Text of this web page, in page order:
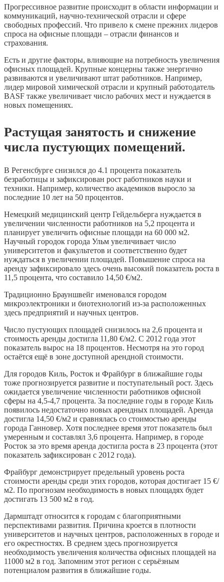
Прогрессивное развитие происходит в области информации и
коммуникаций, научно-технической отрасли и сфере
свободных профессий. Что привело к смене прежних лидеров
спроса на офисные площади – отрасли финансов и
страхования.
Есть и другие факторы, влияющие на потребность увеличения
офисных площадей. Крупные концерны также энергично
развиваются и увеличивают штат работников. Например,
лидер мировой химической отрасли и крупный работодатель
BASF также увеличивает число рабочих мест и нуждается в
новых помещениях.
Растущая занятость и снижение
числа пустующих помещений.
В Регенсбурге снизился до 4.1 процента показатель
безработицы и зафиксирован рост работников науки и
техники. Например, количество академиков выросло за
последние 10 лет на 50 процентов.
Немецкий медицинский центр Гейдельберга нуждается в
увеличении численности работников на 5,2 процента и
планирует увеличить офисные площади на 60 000 м2.
Научный городок города Ульм увеличивает число
университетов и факультетов и соответственно будет
нуждаться в увеличении площадей. Повышение спроса на
аренду зафиксировало здесь очень высокий показатель роста в
11,5 процента, что составило 14,50 €/м2.
Традиционно Брауншвейг именовался городом
микроэлектроники и биотехнологий из-за расположенных
здесь предприятий и научных центров.
Число пустующих площадей снизилось на 2,6 процента и
стоимость аренды достигла 11,80 €/м2. С 2012 года этот
показатель вырос на 18 процентов. Несмотря на это город
остаётся ещё в зоне доступной арендной стоимости.
Для городов Киль, Росток и Фрайбург в ближайшие годы
тоже прогнозируется развитие и поступательный рост. Здесь
ожидается увеличение численности работников офисной
сферы на 4,5-4,7 процента. За последние годы в городе Киль
появилось недостаточно новых арендных площадей. Аренда
достигла 14,50 €/м2 и сравнялась со стоимостью аренды
города Ганновер. Хотя последнее время этот показатель был
умеренным и составлял 3,6 процента. Например, в городе
Росток за это время аренда достигла роста в 23 процента (этот
показатель зафиксирован с 2012 года).
Фрайбург демонстрирует предельный уровень роста
стоимости аренды среди этих городов, которая достигает 15 €/
м2. По прогнозам необходимость в новых площадях будет
достигать 13 500 м2 в год.
Дармштадт относится к городам с благоприятными
перспективами развития. Причина кроется в плотности
университетов и научных центров, расположенных в городе и
его окрестностях. В среднем здесь прогнозируется
необходимость увеличения количества офисных площадей на
11000 м2 в год. Запомним этот регион с серьёзным
потенциалом развития в ближайшие годы.